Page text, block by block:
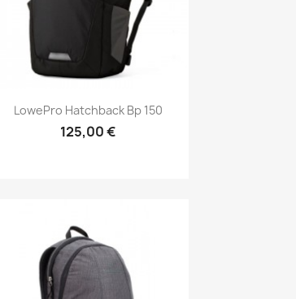
Aperçu rapide
LowePro Hatchback Bp 150
125,00 €